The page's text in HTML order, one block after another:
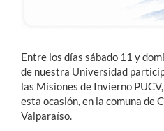
Entre los días sábado 11 y
de nuestra Universidad
las Misiones de Invierno
esta ocasión, en la comuna de
Valparaíso.